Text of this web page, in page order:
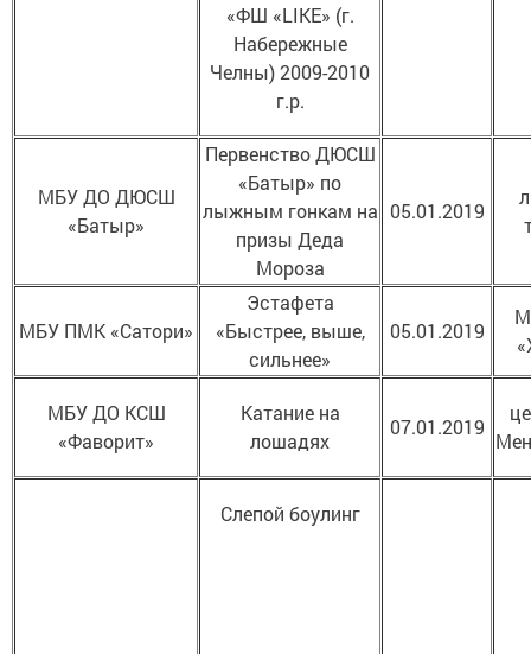
«ФШ «LIKE» (г.
Набережные
Челны) 2009-2010
г.р.
МБУ ДО ДЮСШ
«Батыр»
Первенство ДЮСШ
«Батыр» по
лыжным гонкам на
призы Деда
Мороза
05.01.2019
МБУ ПМК «Сатори»
Эстафета
«Быстрее, выше,
сильнее»
05.01.2019
МБУ ДО КСШ
«Фаворит»
Катание на
лошадях
07.01.2019
Слепой боулинг